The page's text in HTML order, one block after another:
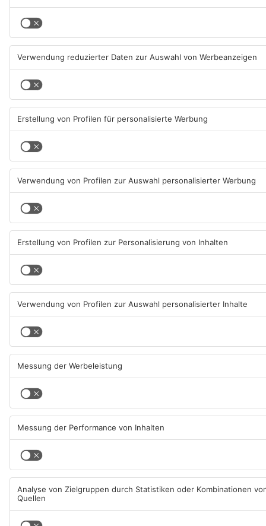
© 2026 - UKW-Frequenzen 100,4 & 99,4 & 90,8 | DAB+ | Alexa
Allgemeine Kontaktnummer
06021 – 38 83 0
Datenschutz
Impressum
AGB
Cookie-Einstellungen